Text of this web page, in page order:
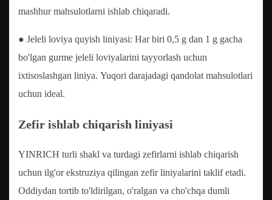
mashhur mahsulotlarni ishlab chiqaradi.
● Jeleli loviya quyish liniyasi: Har biri 0,5 g dan 1 g gacha
bo'lgan gurme jeleli loviyalarini tayyorlash uchun
ixtisoslashgan liniya. Yuqori darajadagi qandolat mahsulotlari
uchun ideal.
Zefir ishlab chiqarish liniyasi
YINRICH turli shakl va turdagi zefirlarni ishlab chiqarish
uchun ilg'or ekstruziya qilingan zefir liniyalarini taklif etadi.
Oddiydan tortib to'ldirilgan, o'ralgan va cho'chqa dumli